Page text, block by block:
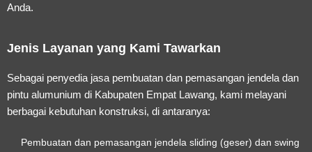
Anda.
Jenis Layanan yang Kami Tawarkan
Sebagai penyedia jasa pembuatan dan pemasangan jendela dan
pintu alumunium di Kabupaten Empat Lawang, kami melayani
berbagai kebutuhan konstruksi, di antaranya:
Pembuatan dan pemasangan jendela sliding (geser) dan swing